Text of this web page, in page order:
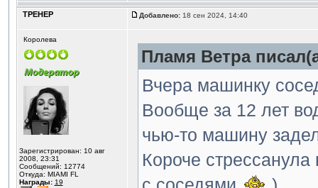
ТРЕНЕР Добавлено:18 сен 2024, 14:40
Королева
Зарегистрирован: 10 авг
2008, 23:31
Сообщений: 12774
Откуда: MIAMI FL
Награды: 19
Пламя Ветра
Вчера машинку
Вообще за 12 лет
чью-то машину
Короче стрессанула